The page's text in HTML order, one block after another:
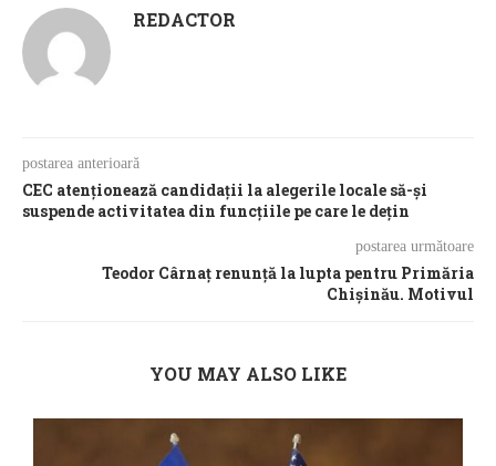
REDACTOR
postarea anterioară
CEC atenționează candidații la alegerile locale să-şi
suspende activitatea din funcţiile pe care le dețin
postarea următoare
Teodor Cârnaț renunță la lupta pentru Primăria
Chișinău. Motivul
YOU MAY ALSO LIKE